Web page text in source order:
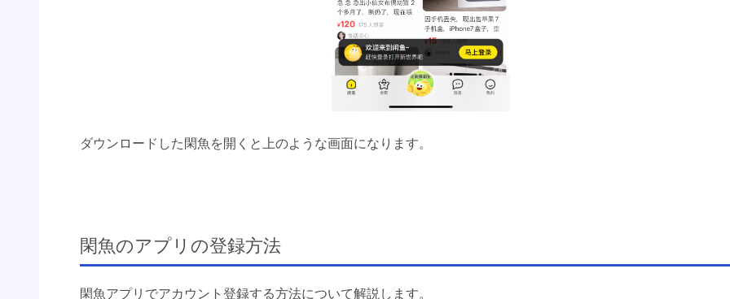
ダウンロードした閑魚を開くと上のような画面になります。
閑魚のアプリの登録方法
閑魚アプリでアカウント登録する方法について解説します。